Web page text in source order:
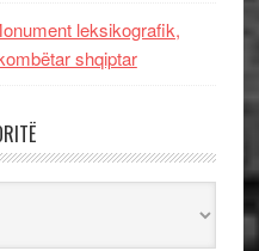
leksikografik,
shqiptar